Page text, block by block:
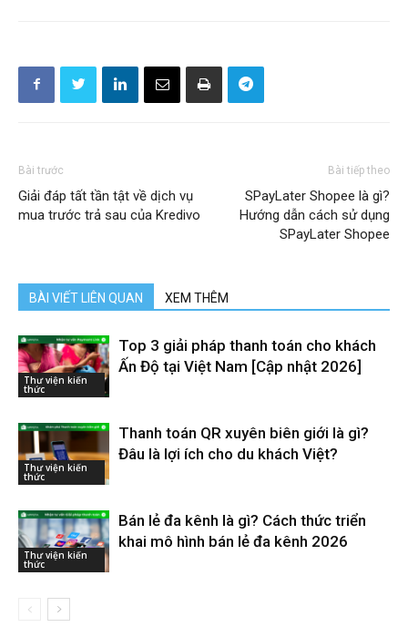
Bài trước
Giải đáp tất tần tật về dịch vụ
mua trước trả sau của Kredivo
Bài tiếp theo
SPayLater Shopee là gì?
Hướng dẫn cách sử dụng
SPayLater Shopee
BÀI VIẾT LIÊN QUAN XEM THÊM
Thư viện kiến
thức
Top 3 giải pháp thanh toán cho khách
Ấn Độ tại Việt Nam [Cập nhật 2026]
Thư viện kiến
thức
Thanh toán QR xuyên biên giới là gì?
Đâu là lợi ích cho du khách Việt?
Thư viện kiến
thức
Bán lẻ đa kênh là gì? Cách thức triển
khai mô hình bán lẻ đa kênh 2026